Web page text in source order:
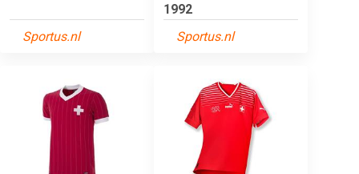
Sportus.nl
1992
Sportus.nl